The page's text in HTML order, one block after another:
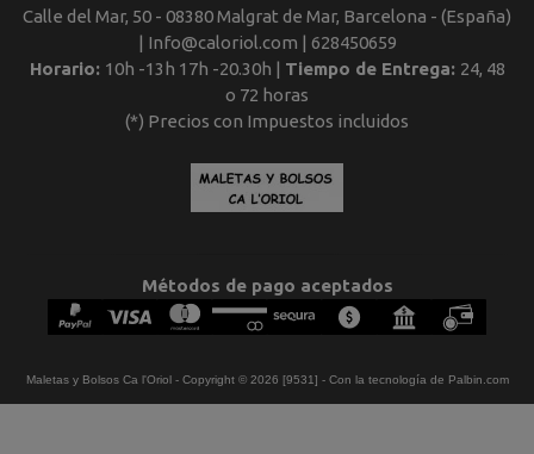
Calle del Mar, 50 - 08380 Malgrat de Mar, Barcelona - (España)
| Info@caloriol.com | 628450659
Horario: 10h -13h 17h -20.30h | Tiempo de Entrega: 24, 48
o 72 horas
(*) Precios con Impuestos incluidos
Métodos de pago aceptados
Maletas y Bolsos Ca l'Oriol- Copyright © 2026 [9531] - Con la tecnología de Palbin.com